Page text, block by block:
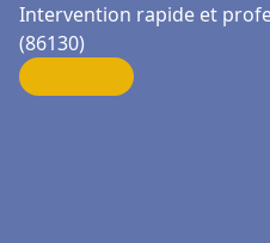
Intervention rapide et
(86130)